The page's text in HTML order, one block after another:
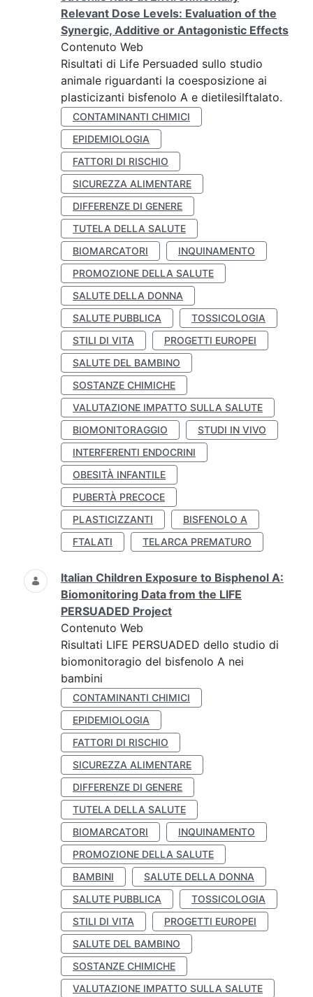
Relevant Dose Levels: Evaluation of the
Synergic, Additive or Antagonistic Effects
Contenuto Web
Risultati di Life Persuaded sullo studio
animale riguardanti la coesposizione ai
plasticizanti bisfenolo A e dietilesilftalato.
CONTAMINANTI CHIMICI
EPIDEMIOLOGIA
FATTORI DI RISCHIO
SICUREZZA ALIMENTARE
DIFFERENZE DI GENERE
TUTELA DELLA SALUTE
BIOMARCATORI
INQUINAMENTO
PROMOZIONE DELLA SALUTE
SALUTE DELLA DONNA
SALUTE PUBBLICA
TOSSICOLOGIA
STILI DI VITA
PROGETTI EUROPEI
SALUTE DEL BAMBINO
SOSTANZE CHIMICHE
VALUTAZIONE IMPATTO SULLA SALUTE
BIOMONITORAGGIO
STUDI IN VIVO
INTERFERENTI ENDOCRINI
OBESITÀ INFANTILE
PUBERTÀ PRECOCE
PLASTICIZZANTI
BISFENOLO A
FTALATI
TELARCA PREMATURO
Italian Children Exposure to Bisphenol A:
Biomonitoring Data from the LIFE
PERSUADED Project
Contenuto Web
Risultati LIFE PERSUADED dello studio di
biomonitoragio del bisfenolo A nei
bambini
CONTAMINANTI CHIMICI
EPIDEMIOLOGIA
FATTORI DI RISCHIO
SICUREZZA ALIMENTARE
DIFFERENZE DI GENERE
TUTELA DELLA SALUTE
BIOMARCATORI
INQUINAMENTO
PROMOZIONE DELLA SALUTE
BAMBINI
SALUTE DELLA DONNA
SALUTE PUBBLICA
TOSSICOLOGIA
STILI DI VITA
PROGETTI EUROPEI
SALUTE DEL BAMBINO
SOSTANZE CHIMICHE
VALUTAZIONE IMPATTO SULLA SALUTE